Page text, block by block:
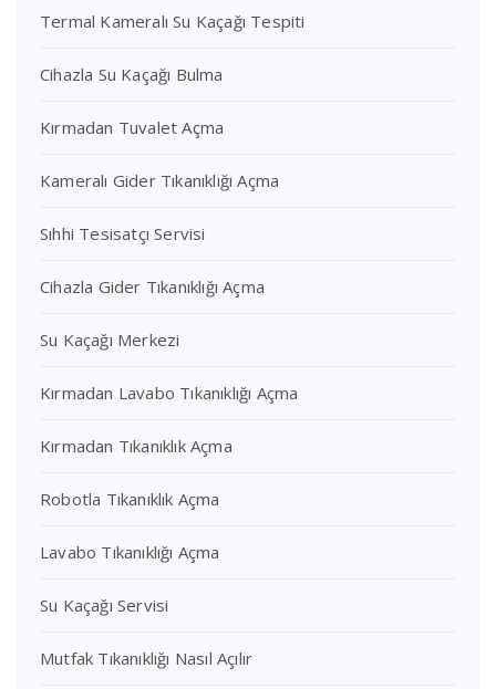
Termal Kameralı Su Kaçağı Tespiti
Cihazla Su Kaçağı Bulma
Kırmadan Tuvalet Açma
Kameralı Gider Tıkanıklığı Açma
Sıhhi Tesisatçı Servisi
Cihazla Gider Tıkanıklığı Açma
Su Kaçağı Merkezi
Kırmadan Lavabo Tıkanıklığı Açma
Kırmadan Tıkanıklık Açma
Robotla Tıkanıklık Açma
Lavabo Tıkanıklığı Açma
Su Kaçağı Servisi
Mutfak Tıkanıklığı Nasıl Açılır